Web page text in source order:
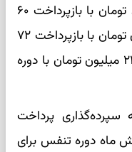
ماهه، برای فرزند سوم ۱۳۲ میلیون تومان با بازپرداخت ۶۰
ماهه، برای فرزند چهارم ۱۶۵ میلیون تومان با بازپرداخت ۷۲
ماهه و برای فرزند پنجم و بیشتر ۲۲۰ میلیون تومان با دوره
سپرده‌گذاری پرداخت
ماه دوره تنفس برای